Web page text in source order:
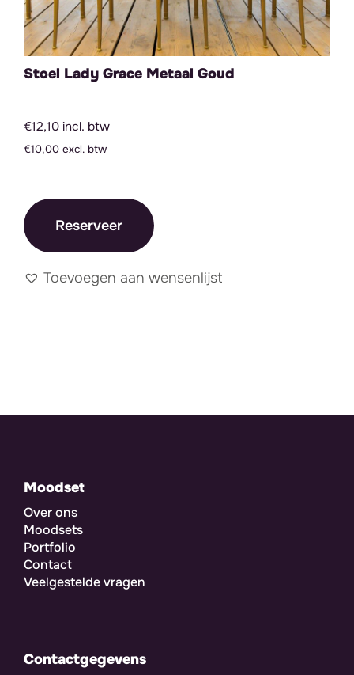
Stoel Lady Grace Metaal Goud
€12,10 incl. btw
€10,00 excl. btw
Reserveer
Toevoegen aan wensenlijst
Moodset
Over ons
Moodsets
Portfolio
Contact
Veelgestelde vragen
Contactgegevens